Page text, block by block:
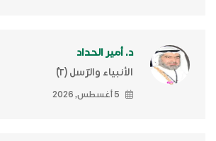
د. أمير الحداد
الأنبياء والرّسل (٢)ّ
5 أغسطس, 2026